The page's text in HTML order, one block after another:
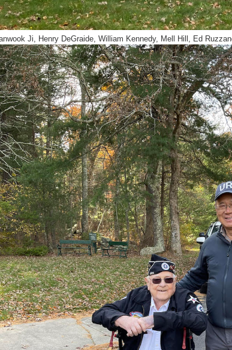
Ji, Henry DeGraide, William Kennedy, Mell Hill, Ed